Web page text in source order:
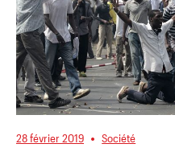
28 février 2019 Société